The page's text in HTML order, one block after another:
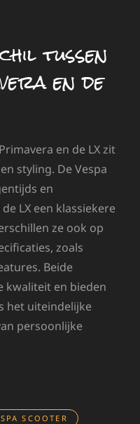
tussen
en de
en de LX zit
styling. De Vespa
en
LX een klassiekere
ze ook op
zoals
Beide
kwaliteit en bieden
het uiteindelijke
persoonlijke
SCOOTER